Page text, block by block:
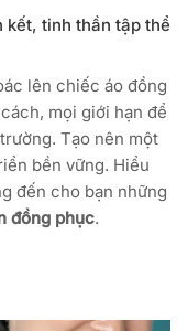
kết, tinh thần tập thể
lên chiếc áo đồng
mọi giới hạn để
Tạo nên một
bền vững. Hiểu
đến cho bạn những
đồng phục.